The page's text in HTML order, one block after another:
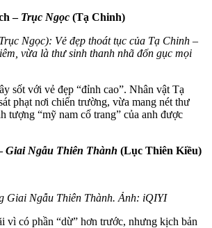
– Trục Ngọc (Tạ Chinh)
Ngọc): Vẻ đẹp thoát tục của Tạ Chinh –
vừa là thư sinh thanh nhã đốn gục mọi
sốt với vẻ đẹp “đỉnh cao”. Nhân vật Tạ
phạt nơi chiến trường, vừa mang nét thư
tượng “mỹ nam cổ trang” của anh được
Giai Ngẫu Thiên Thành (Lục Thiên Kiều)
Giai Ngẫu Thiên Thành. Ảnh: iQIYI
vì có phần “dừ” hơn trước, nhưng kịch bản